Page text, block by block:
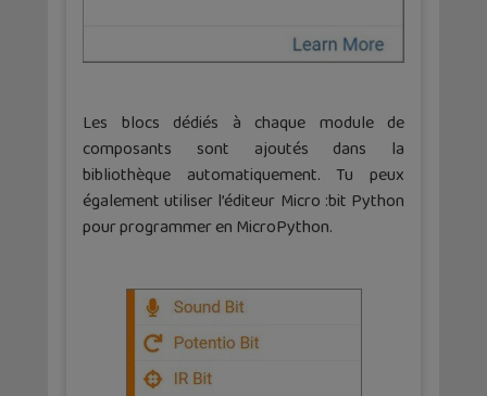
Les blocs dédiés à chaque module de
composants sont ajoutés dans la
bibliothèque automatiquement. Tu peux
également utiliser l’éditeur Micro :bit Python
pour programmer en MicroPython.